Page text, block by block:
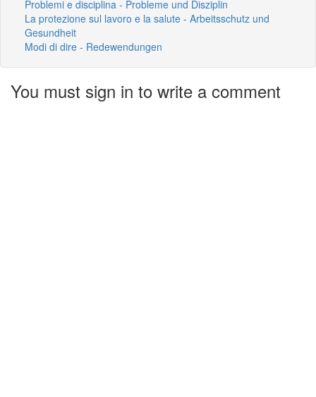
Problemi e disciplina - Probleme und Disziplin
La protezione sul lavoro e la salute - Arbeitsschutz und
Gesundheit
Modi di dire - Redewendungen
You must sign in to write a comment